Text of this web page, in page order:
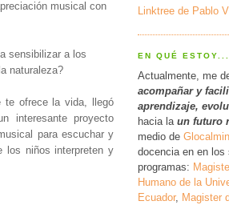
musical con
sensibilizar a los
naturaleza?
te ofrece la vida, llegó
interesante proyecto
para escuchar y
los niños interpreten y
Linktree de Pablo
EN QUÉ ESTOY...
Actualmente, me
acompañar y
aprendizaje,
hacia la un futuro
medio de
docencia en en los
programas:
Humano de la
Ecuador, Magister